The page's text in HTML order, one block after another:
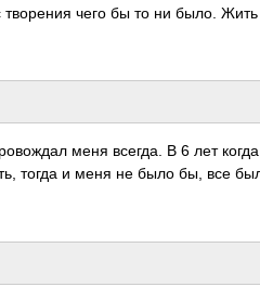
чего бы то ни было.
меня всегда. В 6 лет
тогда и меня не было бы, все